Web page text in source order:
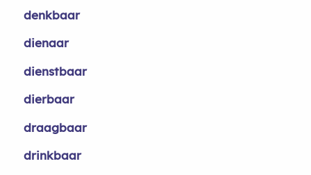
denkbaar
dienaar
dienstbaar
dierbaar
draagbaar
drinkbaar